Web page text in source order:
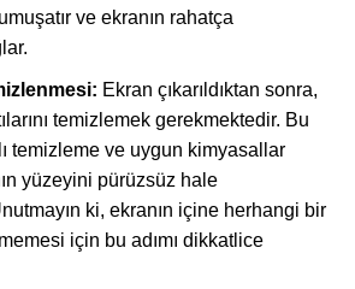
yumuşatır ve ekranın rahatça
Ekran çıkarıldıktan sonra,
temizlemek gerekmektedir. Bu
temizleme ve uygun kimyasallar
yüzeyini pürüzsüz hale
ki, ekranın içine herhangi bir
için bu adımı dikkatlice